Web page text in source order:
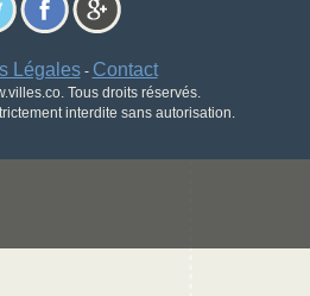
Légales- Contact
Tous droits réservés.
interdite sans autorisation.